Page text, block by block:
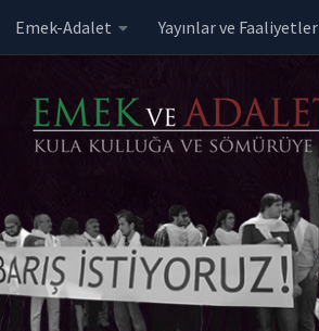
Skip to content
Emek-Adalet Yayınlar ve Faaliyetler